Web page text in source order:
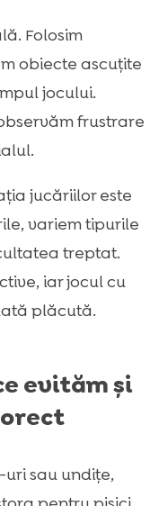
Folosim
obiecte ascuțite
jocului.
frustrare
jucăriilor este
variem tipurile
treptat.
iar jocul cu
plăcută.
evităm și
sau undițe,